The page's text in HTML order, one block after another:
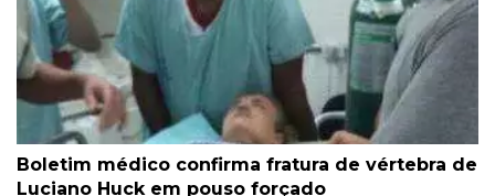
Boletim médico confirma fratura de vértebra de
Luciano Huck em pouso forçado